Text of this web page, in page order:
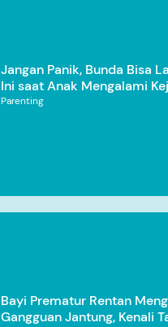
Jangan Panik, Bunda Bisa
Ini saat Anak Mengalami
Parenting
Bayi Prematur Rentan
Gangguan Jantung, Kenali